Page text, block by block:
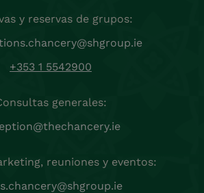
y reservas de grupos:
+353 1 5542900
generales:
reuniones y eventos: